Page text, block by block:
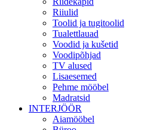
Riiulid
Toolid ja tugitoolid
Tualettlauad
Voodid ja kušetid
Voodipõhjad
TV alused
Lisaesemed
Pehme mööbel
Madratsid
INTERJÖÖR
Aiamööbel